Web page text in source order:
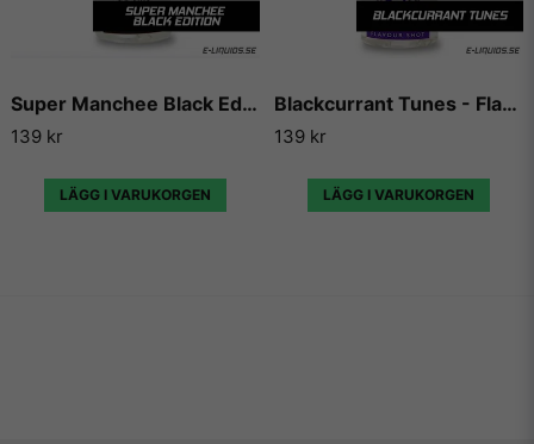
Super Manchee Black Edition - Flavour Boss
139 kr
LÄGG I VARUKORGEN
Blackcurrant Tunes - Flavour Boss
139 kr
LÄGG I VARUKORGEN